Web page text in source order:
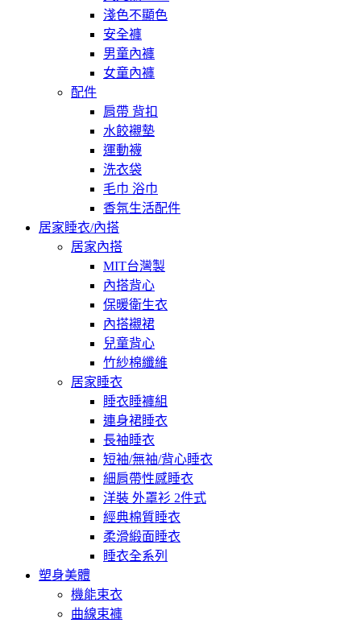
淺色不顯色
安全褲
男童內褲
女童內褲
配件
肩帶 背扣
水餃襯墊
運動襪
洗衣袋
毛巾 浴巾
香氛生活配件
居家睡衣/內搭
居家內搭
MIT台灣製
內搭背心
保暖衛生衣
內搭襯裙
兒童背心
竹紗棉纖維
居家睡衣
睡衣睡褲組
連身裙睡衣
長袖睡衣
短袖/無袖/背心睡衣
細肩帶性感睡衣
洋裝 外罩衫 2件式
經典棉質睡衣
柔滑緞面睡衣
睡衣全系列
塑身美體
機能束衣
曲線束褲